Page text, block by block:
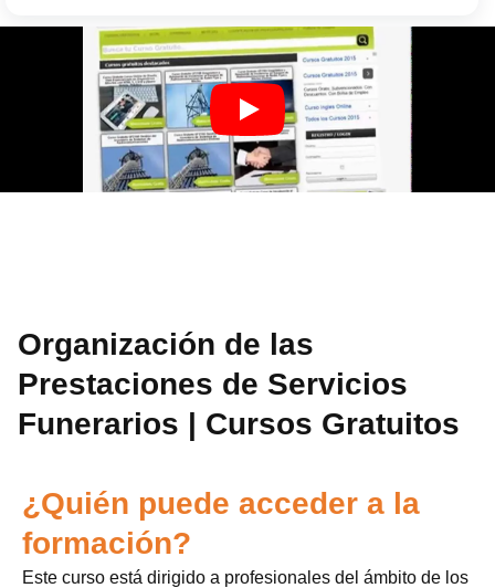
Organización de las
Prestaciones de Servicios
Funerarios | Cursos Gratuitos
¿Quién puede acceder a la
formación?
Este curso está dirigido a profesionales del ámbito de los